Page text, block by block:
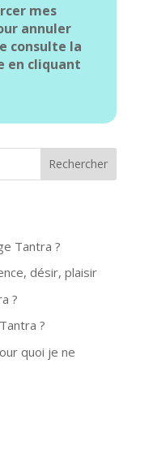
mes
annuler
consulte la
en cliquant
Tantra ?
désir, plaisir
?
?
quoi je ne